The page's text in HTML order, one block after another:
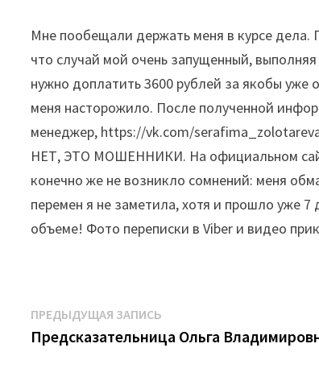
Мне пообещали держать меня в курсе дела.
что случай мой очень запущенный,
нужно доплатить 3600 рублей за якобы уже
меня насторожило. После полученной
менеджер, https://vk.com/
НЕТ, ЭТО МОШЕННИКИ. На официальном
конечно же не возникло сомнений: меня
перемен я не заметила, хотя и прошло уже
объеме! Фото переписки в Viber и видео
Навигация
по
ПРЕДЫДУЩАЯ ЗАПИСЬ
запись:
Предсказательница Ольга